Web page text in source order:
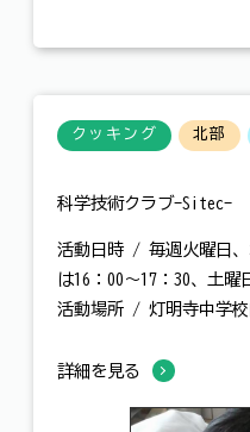
クッキング 北部
科学技術クラブ-Sitec-
活動日時 / 毎週火曜日、
は16：00～17：30、土曜
活動場所 / 灯明寺中学校
詳細を見る